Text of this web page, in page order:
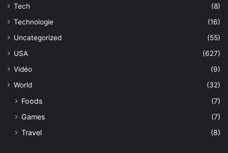
Tech
(8)
Technologie
(16)
Uncategorized
(55)
USA
(627)
Vidéo
(9)
World
(32)
Foods
(7)
Games
(7)
Travel
(8)